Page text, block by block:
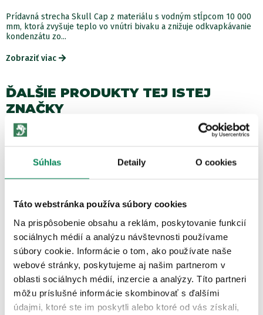
Súhlas Detaily O cookies
Táto webstránka používa súbory cookies
Na prispôsobenie obsahu a reklám, poskytovanie funkcií
sociálnych médií a analýzu návštevnosti používame
súbory cookie. Informácie o tom, ako používate naše
webové stránky, poskytujeme aj našim partnerom v
oblasti sociálnych médií, inzercie a analýzy. Títo partneri
môžu príslušné informácie skombinovať s ďalšími
údajmi, ktoré ste im poskytli alebo ktoré od vás získali,
Prídavná strecha Skull Cap z materiálu s vodným stĺpcom 10 000
mm, ktorá zvyšuje teplo vo vnútri bivaku a znižuje odkvapkávanie
kondenzátu zo...
Zobraziť viac
ĎALŠIE PRODUKTY TEJ ISTEJ
ZNAČKY
3 varianty
NASH Signalizátor Siren S5
Skladom/ u vás už 10.08.
OD 18.44 €
od 20.49 €